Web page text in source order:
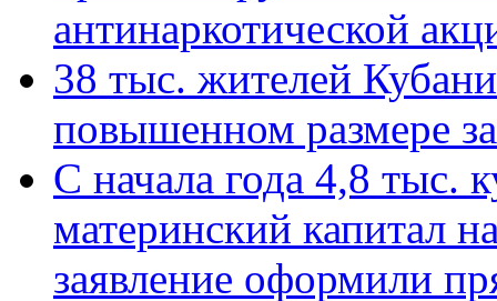
антинаркотической
38 тыс. жителей
повышенном размере
С начала года 4,8 тыс.
материнский капитал
заявление оформили